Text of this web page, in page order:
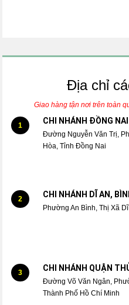
Địa chỉ
Giao hàng tận nơi trên toàn
1 CHI NHÁNH ĐỒNG NAI
Đường Nguyễn Văn Trị,
Hòa, Tỉnh Đồng Nai
2 CHI NHÁNH DĨ AN,
Phường An Bình, Thị Xã
3 CHI NHÁNH QUẬN
Đường Võ Văn Ngân,
Thành Phố Hồ Chí Minh